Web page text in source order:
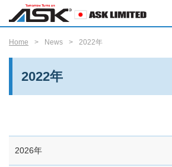
Home News 2022年
2026年
2022年